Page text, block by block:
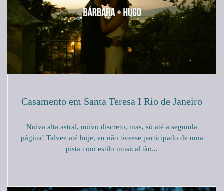
Casamento em Santa Teresa I Rio de Janeiro
Noiva alta astral, noivo discreto, mas, só até a segunda
página! Talvez até hoje, eu não tivesse participado de uma
pista com estilo musical tão...